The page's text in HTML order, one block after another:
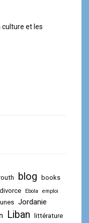
culture et les
blog books
divorce Ebola emploi
Jordanie
Liban littérature